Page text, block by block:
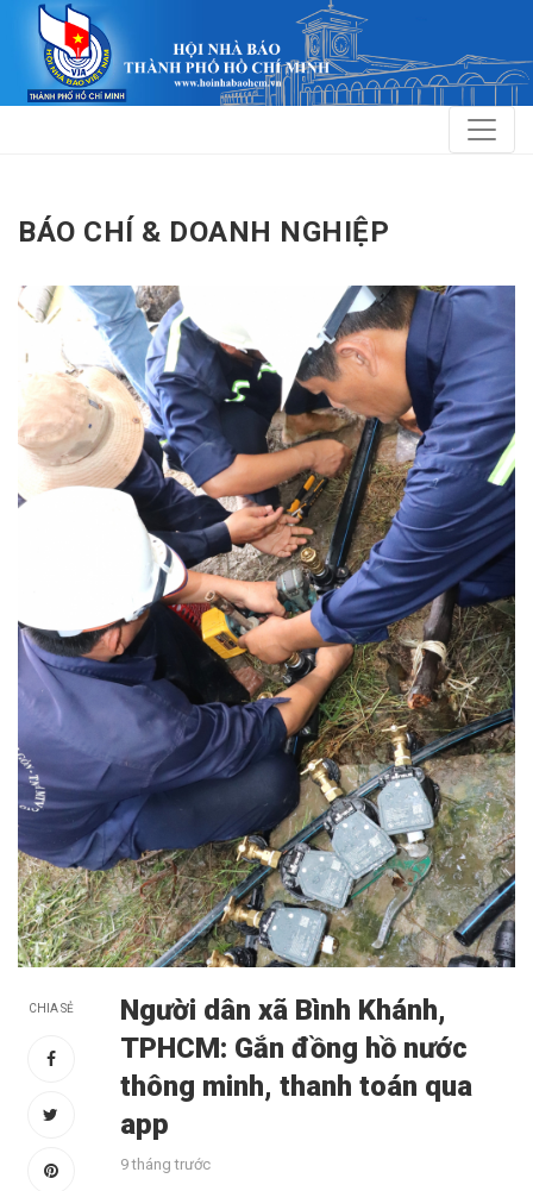
BÁO CHÍ & DOANH NGHIỆP
CHIA SẺ
Người dân xã Bình Khánh,
TPHCM: Gắn đồng hồ nước
thông minh, thanh toán qua
app
9 tháng trước